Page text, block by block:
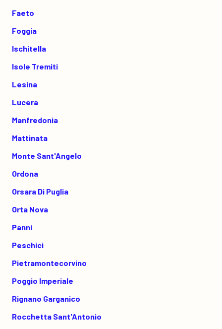
Faeto
Foggia
Ischitella
Isole Tremiti
Lesina
Lucera
Manfredonia
Mattinata
Monte Sant'Angelo
Ordona
Orsara Di Puglia
Orta Nova
Panni
Peschici
Pietramontecorvino
Poggio Imperiale
Rignano Garganico
Rocchetta Sant'Antonio